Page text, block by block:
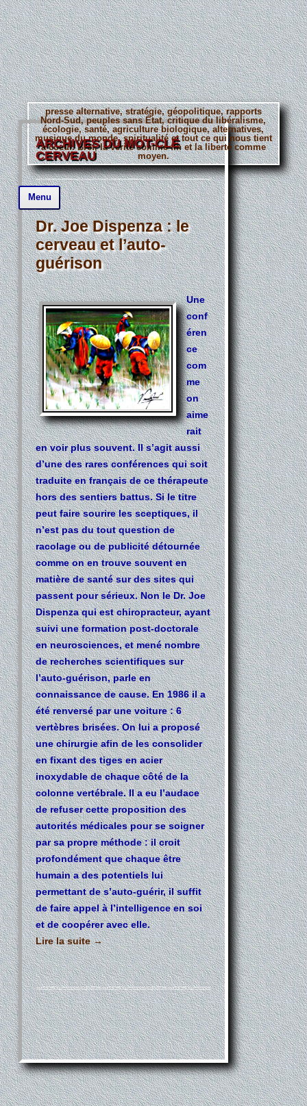
presse alternative, stratégie, géopolitique, rapports
Nord-Sud, peuples sans État, critique du libéralisme,
écologie, santé, agriculture biologique, alternatives,
musique du monde, spiritualité et tout ce qui nous tient
à coeur. Bref, la vérité comme fin et la liberté comme
moyen.
Menu
Aller
au
contenu
principal
ARCHIVES DU MOT-CLÉ
CERVEAU
Dr. Joe Dispenza : le
cerveau et l’auto-
guérison
Une
conf
éren
ce
com
me
on
aime
rait
en voir plus souvent. Il s’agit aussi
d’une des rares conférences qui soit
traduite en français de ce thérapeute
hors des sentiers battus. Si le titre
peut faire sourire les sceptiques, il
n’est pas du tout question de
racolage ou de publicité détournée
comme on en trouve souvent en
matière de santé sur des sites qui
passent pour sérieux. Non le Dr. Joe
Dispenza qui est chiropracteur, ayant
suivi une formation post-doctorale
en neurosciences, et mené nombre
de recherches scientifiques sur
l’auto-guérison, parle en
connaissance de cause. En 1986 il a
été renversé par une voiture : 6
vertèbres brisées. On lui a proposé
une chirurgie afin de les consolider
en fixant des tiges en acier
inoxydable de chaque côté de la
colonne vertébrale. Il a eu l’audace
de refuser cette proposition des
autorités médicales pour se soigner
par sa propre méthode : il croit
profondément que chaque être
humain a des potentiels lui
permettant de s’auto-guérir, il suffit
de faire appel à l’intelligence en soi
et de coopérer avec elle.
Lire la suite→